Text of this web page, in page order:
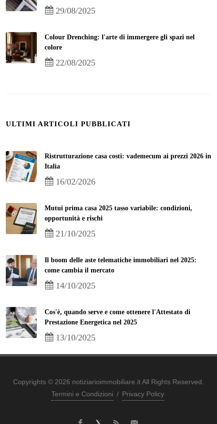
29/08/2025
Colour Drenching: l'arte di immergere gli spazi nel
colore
22/08/2025
ULTIMI ARTICOLI PUBBLICATI
Ristrutturazione casa costi: vademecum ai prezzi 2026 in
Italia
16/02/2026
Mutui prima casa 2025 tasso variabile: condizioni,
opportunità e rischi
21/10/2025
Il boom delle aste telematiche immobiliari nel 2025:
come cambia il mercato
14/10/2025
Cos'è, quando serve e come ottenere l'Attestato di
Prestazione Energetica nel 2025
13/10/2025
Copyrights © 2026 notiziarioimmobiliare.it All Rights Reserved.
Termini e Condizioni / Privacy Policy